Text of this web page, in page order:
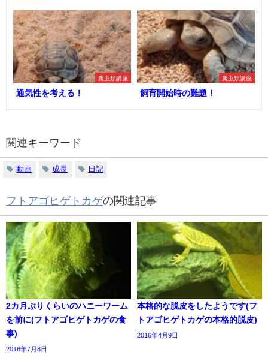
爬虫類講座
通気性を考える！
爬虫類講座
飼育開始時の難題！
関連キーワード
動画 成長 日記
フトアゴヒゲトカゲの関連記事
2カ月ぶりくらいのハニーワーム
を前に(フトアゴヒゲトカゲの食
事)
2016年7月8日
本格的な脱皮をしたようです(フ
トアゴヒゲトカゲの本格的脱皮)
2016年4月9日